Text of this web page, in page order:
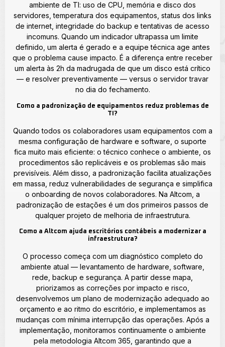
ambiente de TI: uso de CPU, memória e disco dos
servidores, temperatura dos equipamentos, status dos links
de internet, integridade do backup e tentativas de acesso
incomuns. Quando um indicador ultrapassa um limite
definido, um alerta é gerado e a equipe técnica age antes
que o problema cause impacto. É a diferença entre receber
um alerta às 2h da madrugada de que um disco está crítico
— e resolver preventivamente — versus o servidor travar
no dia do fechamento.
Como a padronização de equipamentos reduz problemas de
TI?
Quando todos os colaboradores usam equipamentos com a
mesma configuração de hardware e software, o suporte
fica muito mais eficiente: o técnico conhece o ambiente, os
procedimentos são replicáveis e os problemas são mais
previsíveis. Além disso, a padronização facilita atualizações
em massa, reduz vulnerabilidades de segurança e simplifica
o onboarding de novos colaboradores. Na Altcom, a
padronização de estações é um dos primeiros passos de
qualquer projeto de melhoria de infraestrutura.
Como a Altcom ajuda escritórios contábeis a modernizar a
infraestrutura?
O processo começa com um diagnóstico completo do
ambiente atual — levantamento de hardware, software,
rede, backup e segurança. A partir desse mapa,
priorizamos as correções por impacto e risco,
desenvolvemos um plano de modernização adequado ao
orçamento e ao ritmo do escritório, e implementamos as
mudanças com mínima interrupção das operações. Após a
implementação, monitoramos continuamente o ambiente
pela metodologia Altcom 365, garantindo que a